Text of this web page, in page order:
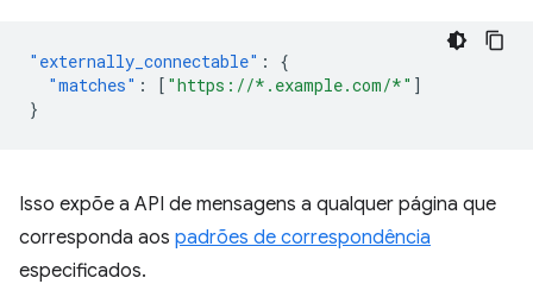
"externally_connectable" :
{
"matches" : [ "https://*.example.com/*" ]
}
Isso expõe a API de mensagens a qualquer página que
corresponda aos padrões de correspondência
especificados.